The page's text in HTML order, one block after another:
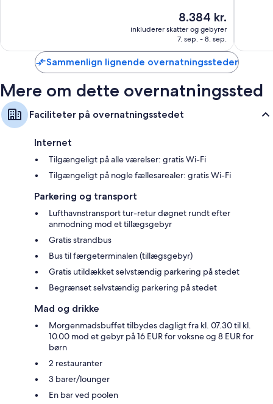
LED-pærer, kompost og miljøvenlige rengøringsmidler
Badeværelser med brusehoveder med spredningseffekt og
miljøvenlige toiletartikler
41-centimeters LCD-tv med satellitkanaler
Balkon eller terrasse, separat siddeområde og køleskabe
Prisen
er
8.384 kr.
8.384 kr.
inkluderer skatter og gebyrer
7. sep. - 8. sep.
Sammenlign lignende overnatningssteder
Mere om dette overnatningssted
Faciliteter på overnatningsstedet
Internet
Tilgængeligt på alle værelser: gratis Wi-Fi
Tilgængeligt på nogle fællesarealer: gratis Wi-Fi
Parkering og transport
Lufthavnstransport tur-retur døgnet rundt efter
anmodning mod et tillægsgebyr
Gratis strandbus
Bus til færgeterminalen (tillægsgebyr)
Gratis utildækket selvstændig parkering på stedet
Begrænset selvstændig parkering på stedet
Mad og drikke
Morgenmadsbuffet tilbydes dagligt fra kl. 07.30 til kl.
10.00 mod et gebyr på 16 EUR for voksne og 8 EUR for
børn
2 restauranter
3 barer/lounger
En bar ved poolen